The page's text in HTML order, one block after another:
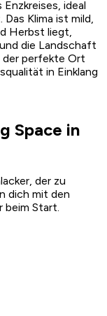
ideal
Klima ist mild,
Herbst liegt,
die Landschaft
der perfekte Ort
in Einklang
Space in
der zu
dich mit den
beim Start.